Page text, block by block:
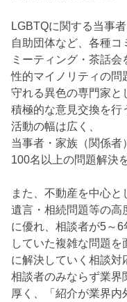
LGBTQに関する当事
自助団体など、各種コ
ミーティング・茶話会
性的マイノリティの問
守れる異色の専門家と
積極的な意見交換を行
活動の幅は広く、
当事者・家族（関係者
100名以上の問題解決
また、不動産を中心と
遺言・相続問題等の高
に優れ、相談者が5～
していた複雑な問題
に解決していく相談対
相談者のみならず業界
厚く、「紹介が業界内